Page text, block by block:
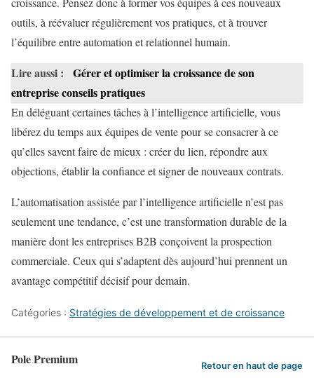
outils, à réévaluer régulièrement vos pratiques, et à trouver
l’équilibre entre automation et relationnel humain.
Lire aussi :
Gérer et optimiser la croissance de son
entreprise conseils pratiques
En déléguant certaines tâches à l’intelligence artificielle, vous
libérez du temps aux équipes de vente pour se consacrer à ce
qu’elles savent faire de mieux : créer du lien, répondre aux
objections, établir la confiance et signer de nouveaux contrats.
L’automatisation assistée par l’intelligence artificielle n’est pas
seulement une tendance, c’est une transformation durable de la
manière dont les entreprises B2B conçoivent la prospection
commerciale. Ceux qui s’adaptent dès aujourd’hui prennent un
avantage compétitif décisif pour demain.
Catégories : Stratégies de développement et de croissance
Pole Premium Retour en haut de page